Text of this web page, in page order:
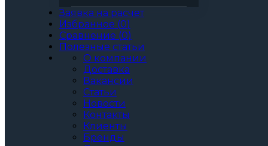
Заявка на расчет
Избранное (0)
Сравнение (0)
Полезные статьи
О компании
Доставка
Вакансии
Статьи
Новости
Контакты
Клиенты
Бренды